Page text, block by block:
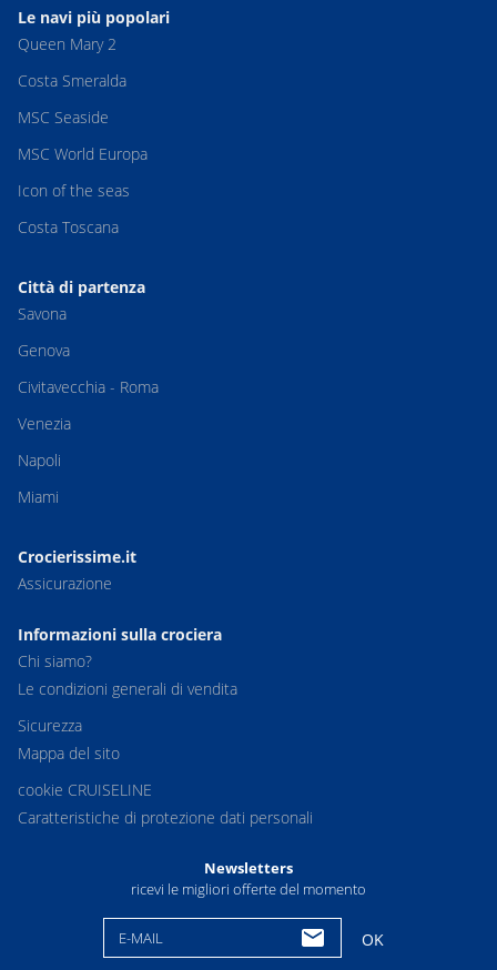
Le navi più popolari
Queen Mary 2
Costa Smeralda
MSC Seaside
MSC World Europa
Icon of the seas
Costa Toscana
Città di partenza
Savona
Genova
Civitavecchia - Roma
Venezia
Napoli
Miami
Crocierissime.it
Assicurazione
Informazioni sulla crociera
Chi siamo?
Le condizioni generali di vendita
Sicurezza
Mappa del sito
cookie CRUISELINE
Caratteristiche di protezione dati personali
Newsletters
ricevi le migliori offerte del momento
E-MAIL OK